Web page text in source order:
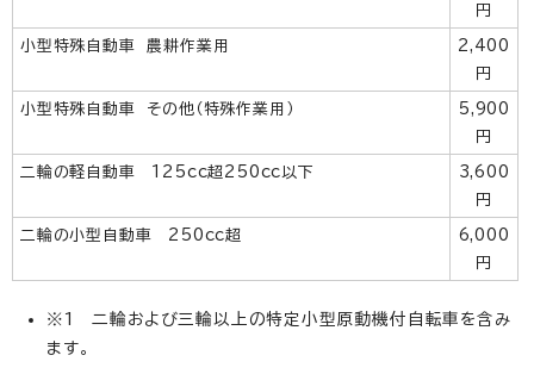
円
小型特殊自動車 農耕作業用
2,400
円
小型特殊自動車 その他（特殊作業用）
5,900
円
二輪の軽自動車 125cc超250cc以下
3,600
円
二輪の小型自動車 250cc超
6,000
円
※1 二輪および三輪以上の特定小型原動機付自転車を含み
ます。